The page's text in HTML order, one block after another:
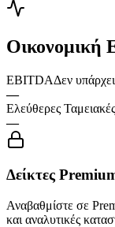
Οικονομική
EBITDAΔεν υπάρχει
—
Ελεύθερες
—
Δείκτες
Αναβαθμίστε σε
και αναλυτικές